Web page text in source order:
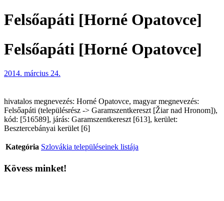
Felsőapáti [Horné Opatovce]
Felsőapáti [Horné Opatovce]
2014. március 24.
hivatalos megnevezés: Horné Opatovce, magyar megnevezés:
Felsőapáti (településrész -> Garamszentkereszt [Žiar nad Hronom]),
kód: [516589], járás: Garamszentkereszt [613], kerület:
Besztercebányai kerület [6]
Kategória Szlovákia településeinek listája
Kövess minket!